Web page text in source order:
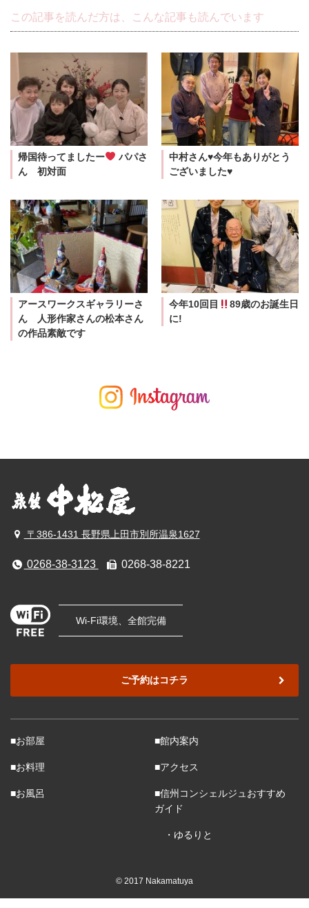
この記事を読んだ方は、こんな記事も読んでいます
帰国待ってましたー
パパさ
ん 初対面
中村さん♥今年もありがとう
ございました♥
アースワークスギャラリーさ
ん 人形作家さんの松本さん
の作品素敵です
今年10回目
89歳のお誕生日
に!
〒386-1431 長野県上田市別所温泉1627
0268-38-3123 0268-38-8221
Wi-Fi環境、全館完備
ご予約はコチラ
■お部屋
■お料理
■お風呂
■館内案内
■アクセス
■信州コンシェルジュおすすめ
ガイド
・ゆるりと
© 2017 Nakamatuya